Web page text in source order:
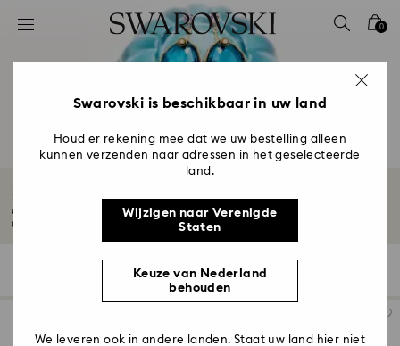
Lijst met toegangscodes
2 - Voettekst
4 - Zoekresultaten
0
Ontdek de elegantie van kristallen pareloorbellen van Swarovski. Deze
oorbellen...
Filter
Filter
Swarovski is beschikbaar in uw land
Houd er rekening mee dat we uw bestelling alleen
kunnen verzenden naar adressen in het geselecteerde
land.
Wijzigen naar Verenigde
Staten
Keuze van Nederland
behouden
We leveren ook in andere landen. Staat uw land hier niet